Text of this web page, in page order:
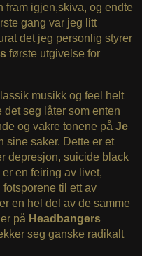
fram igjen,skiva, og endte
gang var jeg litt
det jeg personlig styrer
første utgivelse for
musikk og feel helt
seg låter som enten
og vakre tonene på Je
sine saker. Dette er et
depresjon, suicide black
en feiring av livet,
til ett av
en hel del av de samme
på Headbangers
seg ganske radikalt